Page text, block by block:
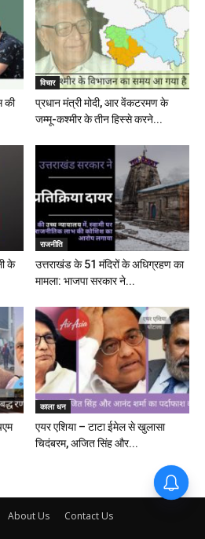
की
विचार
प्रधान मंत्री मोदी, आर वेंकटरमण के
जम्मू-कश्मीर के तीन हिस्से करने...
के
राजनीति
उत्तराखंड के 51 मंदिरों के अधिग्रहण का
मामला: भाजपा सरकार ने...
काला धन
एयर एशिया – टाटा ईमेल से खुलासा
चिदंबरम, अजित सिंह और...
About Us Contact Us